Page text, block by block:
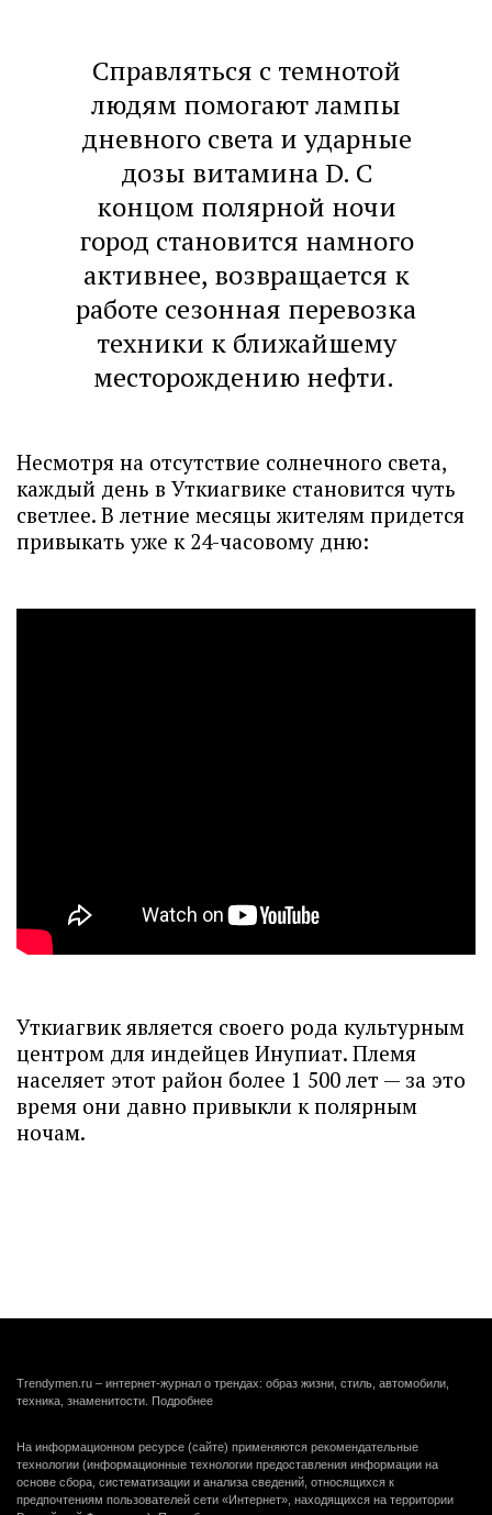
Справляться с темнотой
людям помогают лампы
дневного света и ударные
дозы витамина D. С
концом полярной ночи
город становится намного
активнее, возвращается к
работе сезонная перевозка
техники к ближайшему
месторождению нефти.
Несмотря на отсутствие солнечного света,
каждый день в Уткиагвике становится чуть
светлее. В летние месяцы жителям придется
привыкать уже к 24-часовому дню:
Уткиагвик является своего рода культурным
центром для индейцев Инупиат. Племя
населяет этот район более 1 500 лет — за это
время они давно привыкли к полярным
ночам.
Trendymen.ru – интернет-журнал о трендах: образ жизни, стиль, автомобили,
техника, знаменитости. Подробнее
На информационном ресурсе (сайте) применяются рекомендательные
технологии (информационные технологии предоставления информации на
основе сбора, систематизации и анализа сведений, относящихся к
предпочтениям пользователей сети «Интернет», находящихся на территории